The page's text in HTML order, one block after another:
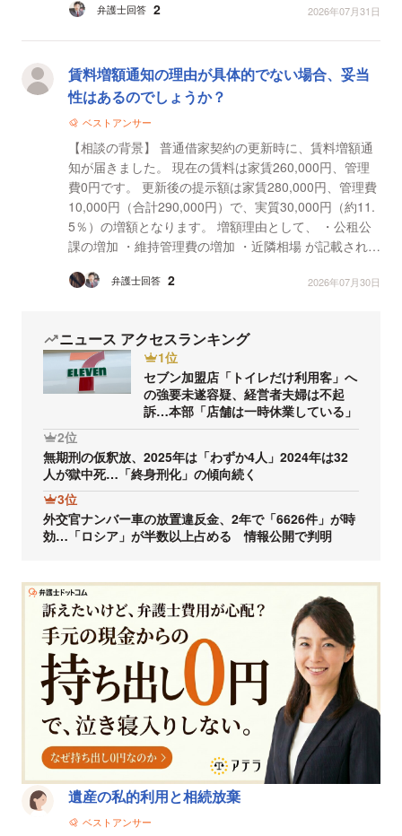
の...
弁護士回答 2 2026年07月31日
賃料増額通知の理由が具体的でない場合、妥当
性はあるのでしょうか？
ベストアンサー
【相談の背景】 普通借家契約の更新時に、賃料増額通
知が届きました。 現在の賃料は家賃260,000円、管理
費0円です。 更新後の提示額は家賃280,000円、管理費
10,000円（合計290,000円）で、実質30,000円（約11.
5％）の増額となります。 増額理由として、 ・公租公
課の増加 ・維持管理費の増加 ・近隣相場 が記載されて
弁護士回答 2 2026年07月30日
ニュース アクセスランキング
1位
セブン加盟店「トイレだけ利用客」へ
の強要未遂容疑、経営者夫婦は不起
訴…本部「店舗は一時休業している」
2位
無期刑の仮釈放、2025年は「わずか4人」2024年は32
人が獄中死…「終身刑化」の傾向続く
3位
外交官ナンバー車の放置違反金、2年で「6626件」が時
効…「ロシア」が半数以上占める 情報公開で判明
遺産の私的利用と相続放棄
ベストアンサー